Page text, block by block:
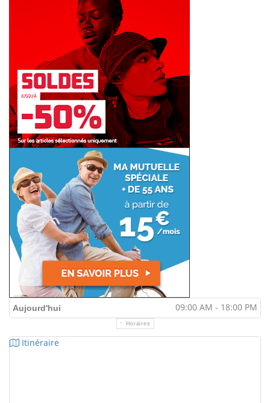
Aujourd'hui 09:00 AM - 18:00 PM
Horaires
Itinéraire